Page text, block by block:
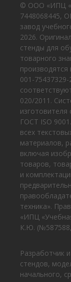
© ООО «ИПЦ
7448068445,
завод
2026.
стенды для
товарного
производятся
001-
020/2011.
ГОСТ ISO
всех
материалов,
включая
товаров,
и
техника».
«ИПЦ
К.Ю.
Разработчик
стендов,
начального,